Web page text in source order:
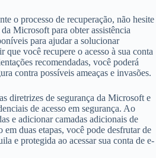
o processo de recuperação, não hesite
Microsoft para obter assistência
para ajudar a solucionar
que você recupere o acesso à sua conta
recomendadas, você poderá
contra possíveis ameaças e invasões.
diretrizes de segurança da Microsoft e
de acesso em segurança. Ao
e adicionar camadas adicionais de
em duas etapas, você pode desfrutar de
e protegida ao acessar sua conta de e-